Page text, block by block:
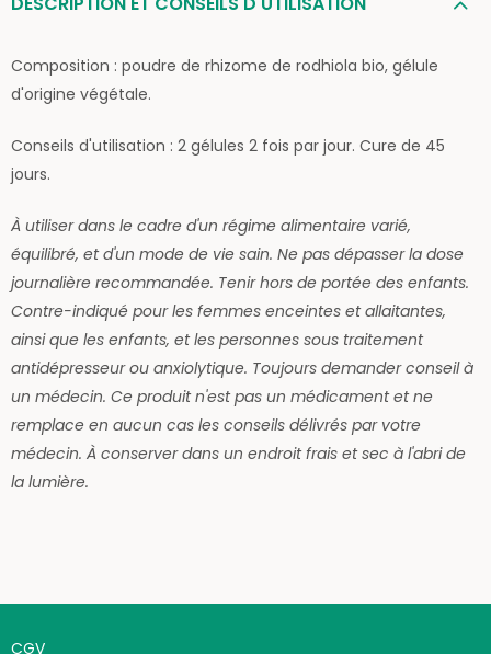
Composition : poudre de rhizome de rodhiola bio, gélule
d'origine végétale.
Conseils d'utilisation : 2 gélules 2 fois par jour. Cure de 45
jours.
À utiliser dans le cadre d'un régime alimentaire varié,
équilibré, et d'un mode de vie sain. Ne pas dépasser la dose
journalière recommandée. Tenir hors de portée des enfants.
Contre-indiqué pour les femmes enceintes et allaitantes,
ainsi que les enfants, et les personnes sous traitement
antidépresseur ou anxiolytique. Toujours demander conseil à
un médecin. Ce produit n'est pas un médicament et ne
remplace en aucun cas les conseils délivrés par votre
médecin. À conserver dans un endroit frais et sec à l'abri de
la lumière.
CGV